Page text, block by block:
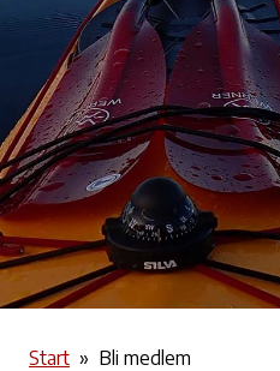
Start » Bli medlem